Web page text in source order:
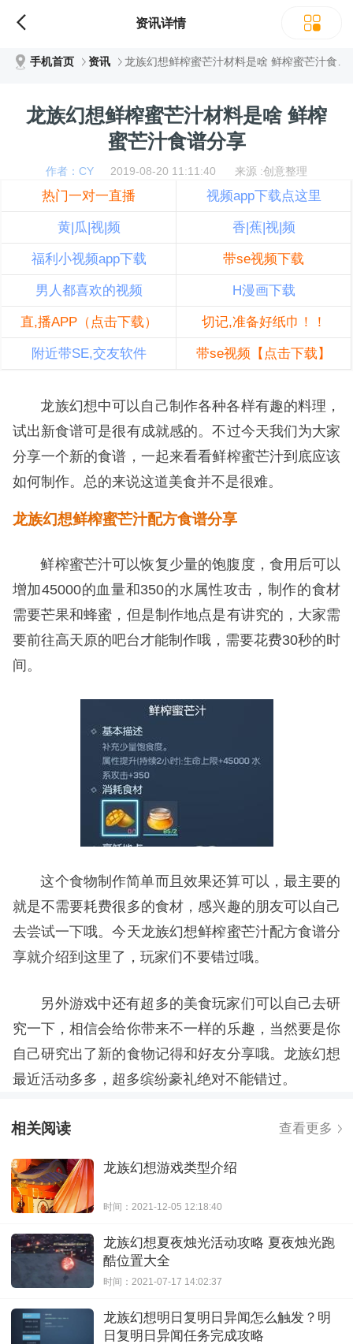
资讯详情
手机首页 资讯
龙族幻想鲜榨蜜芒汁材料是啥 鲜榨
蜜芒汁食谱分享
作者：CY 2019-08-20 11:11:40 来源 :创意整理
热门一对一直播 视频app下载点这里
黄|瓜|视|频 香|蕉|视|频
福利小视频app下载 带se视频下载
男人都喜欢的视频 H漫画下载
直,播APP（点击下载） 切记,准备好纸巾！！
附近带SE,交友软件 带se视频【点击下载】
龙族幻想中可以自己制作各种各样有趣的料理，
试出新食谱可是很有成就感的。不过今天我们为大家
分享一个新的食谱，一起来看看鲜榨蜜芒汁到底应该
如何制作。总的来说这道美食并不是很难。
龙族幻想鲜榨蜜芒汁配方食谱分享
鲜榨蜜芒汁可以恢复少量的饱腹度，食用后可以
增加45000的血量和350的水属性攻击，制作的食材
需要芒果和蜂蜜，但是制作地点是有讲究的，大家需
要前往高天原的吧台才能制作哦，需要花费30秒的时
间。
这个食物制作简单而且效果还算可以，最主要的
就是不需要耗费很多的食材，感兴趣的朋友可以自己
去尝试一下哦。今天龙族幻想鲜榨蜜芒汁配方食谱分
享就介绍到这里了，玩家们不要错过哦。
另外游戏中还有超多的美食玩家们可以自己去研
究一下，相信会给你带来不一样的乐趣，当然要是你
自己研究出了新的食物记得和好友分享哦。龙族幻想
最近活动多多，超多缤纷豪礼绝对不能错过。
相关阅读 查看更多
龙族幻想游戏类型介绍
时间：2021-12-05 12:18:40
龙族幻想夏夜烛光活动攻略 夏夜烛光跑
酷位置大全
时间：2021-07-17 14:02:37
龙族幻想明日复明日异闻怎么触发？明
日复明日异闻任务完成攻略